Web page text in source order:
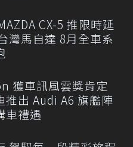
CX-5 推限時延
灣馬自達 8月全車系
獲車訊風雲獎肯定
推出 Audi A6 旗艦陣
車禮遇